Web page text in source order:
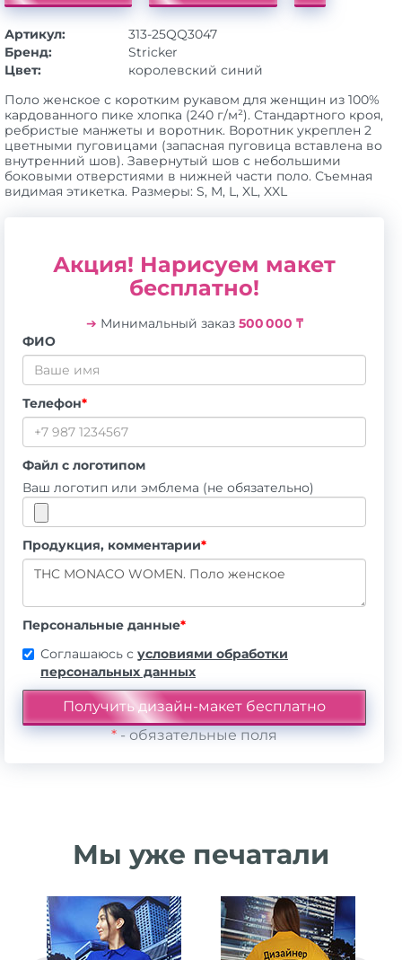
Артикул:
313-25QQ3047
Бренд:
Stricker
Цвет:
королевский синий
Поло женское с коротким рукавом для женщин из 100%
кардованного пике хлопка (240 г/м²). Стандартного кроя,
ребристые манжеты и воротник. Воротник укреплен 2
цветными пуговицами (запасная пуговица вставлена во
внутренний шов). Завернутый шов с небольшими
боковыми отверстиями в нижней части поло. Съемная
видимая этикетка. Размеры: S, M, L, XL, XXL
Акция! Нарисуем макет
бесплатно!
➔ Минимальный заказ 500 000 ₸
ФИО
Телефон*
Файл с логотипом
Ваш логотип или эмблема (не обязательно)
Продукция, комментарии*
Персональные данные*
Соглашаюсь с условиями обработки
персональных данных
*- обязательные поля
Мы уже печатали